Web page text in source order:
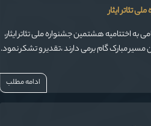
تئاتر ایثار
اختتامیه هشتمین جشنواره ملی تئاتر ایثار،
مسیر مبارک گام برمی دارند ،تقدیر و تشکر نمود.
ادامه مطلب